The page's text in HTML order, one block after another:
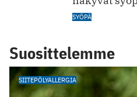
SYÖPÄ
Suosittelemme
SIITEPÖLYALLERGIA